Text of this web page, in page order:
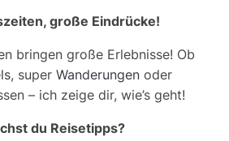
große Eindrücke!
bringen große Erlebnisse! Ob
, super Wanderungenoder
– ich zeige dir, wie’s geht!
du Reisetipps?